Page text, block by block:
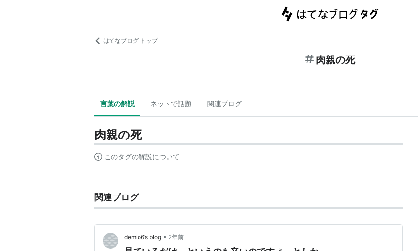
はてなブログ トップ
肉親の死
言葉の解説 ネットで話題 関連ブログ
肉親の死
このタグの解説について
関連ブログ
demio6’s blog • 2年前